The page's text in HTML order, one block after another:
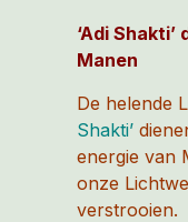
‘Adi
Manen
De helende
Shakti’
energie van
onze
verstrooien.